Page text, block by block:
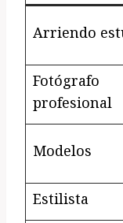
Arriendo
Fotógrafo
profesional
Modelos
Estilista